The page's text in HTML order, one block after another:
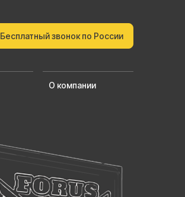
Бесплатный звонок по России
О компании